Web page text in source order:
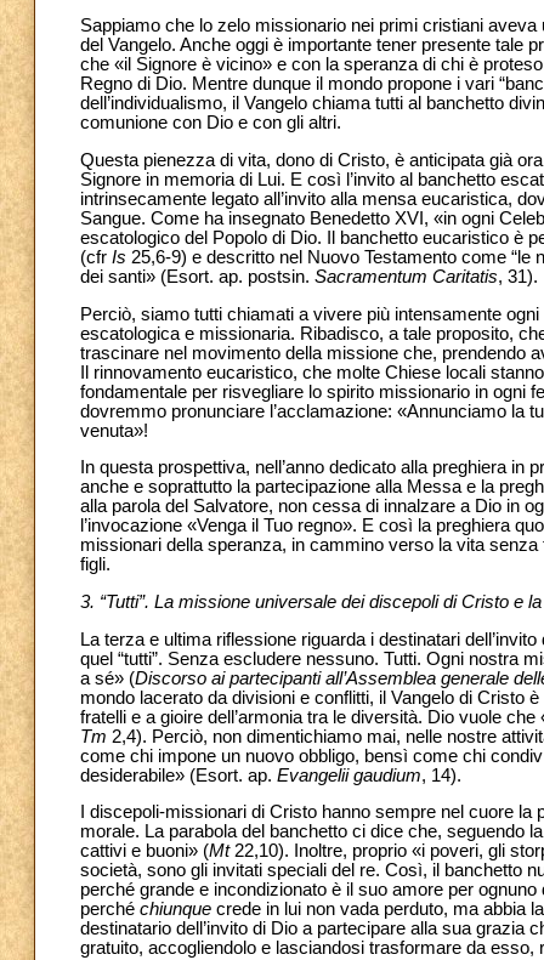
Sappiamo che lo zelo missionario nei primi cristiani aveva
del Vangelo. Anche oggi è importante tener presente tale
che «il Signore è vicino» e con la speranza di chi è
Regno di Dio. Mentre dunque il mondo propone i vari
dell’individualismo, il Vangelo chiama tutti al banchetto
comunione con Dio e con gli altri.
Questa pienezza di vita, dono di Cristo, è anticipata già
Signore in memoria di Lui. E così l’invito al banchetto
intrinsecamente legato all’invito alla mensa eucaristica,
Sangue. Come ha insegnato Benedetto XVI, «in ogni
escatologico del Popolo di Dio. Il banchetto eucaristico è
(cfr Is 25,6-9) e descritto nel Nuovo Testamento come “le
dei santi» (Esort. ap. postsin. Sacramentum Caritatis, 31).
Perciò, siamo tutti chiamati a vivere più intensamente
escatologica e missionaria. Ribadisco, a tale proposito,
trascinare nel movimento della missione che, prendendo
Il rinnovamento eucaristico, che molte Chiese locali
fondamentale per risvegliare lo spirito missionario in ogni
dovremmo pronunciare l’acclamazione: «Annunciamo la
venuta»!
In questa prospettiva, nell’anno dedicato alla preghiera
anche e soprattutto la partecipazione alla Messa e la
alla parola del Salvatore, non cessa di innalzare a Dio in
l’invocazione «Venga il Tuo regno». E così la preghiera
missionari della speranza, in cammino verso la vita
figli.
3. “Tutti”. La missione universale dei discepoli di Cristo e
La terza e ultima riflessione riguarda i destinatari
quel “tutti”. Senza escludere nessuno. Tutti. Ogni nostra
a sé» (Discorso ai partecipanti all’Assemblea generale
mondo lacerato da divisioni e conflitti, il Vangelo di Cristo
fratelli e a gioire dell’armonia tra le diversità. Dio vuole
Tm 2,4). Perciò, non dimentichiamo mai, nelle nostre
come chi impone un nuovo obbligo, bensì come chi
desiderabile» (Esort. ap. Evangelii gaudium, 14).
I discepoli-missionari di Cristo hanno sempre nel cuore
morale. La parabola del banchetto ci dice che, seguendo
cattivi e buoni» (Mt22,10). Inoltre, proprio «i poveri, gli
società, sono gli invitati speciali del re. Così, il banchetto
perché grande e incondizionato è il suo amore per
perché chiunque crede in lui non vada perduto, ma abbia
destinatario dell’invito di Dio a partecipare alla sua grazia
gratuito, accogliendolo e lasciandosi trasformare da